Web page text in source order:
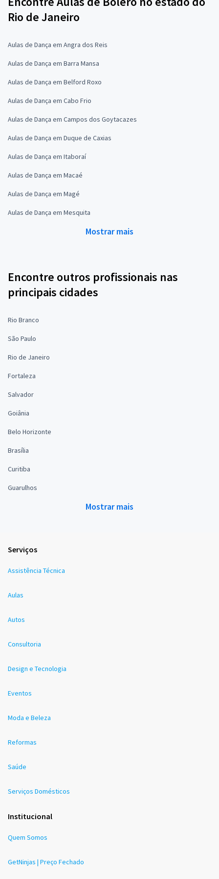
Rio de Janeiro
Aulas de Dança em Angra dos Reis
Aulas de Dança em Barra Mansa
Aulas de Dança em Belford Roxo
Aulas de Dança em Cabo Frio
Aulas de Dança em Campos dos Goytacazes
Aulas de Dança em Duque de Caxias
Aulas de Dança em Itaboraí
Aulas de Dança em Macaé
Aulas de Dança em Magé
Aulas de Dança em Mesquita
Mostrar mais
Encontre outros profissionais nas
principais cidades
Rio Branco
São Paulo
Rio de Janeiro
Fortaleza
Salvador
Goiânia
Belo Horizonte
Brasília
Curitiba
Guarulhos
Mostrar mais
Serviços
Assistência Técnica
Aulas
Autos
Consultoria
Design e Tecnologia
Eventos
Moda e Beleza
Reformas
Saúde
Serviços Domésticos
Institucional
Quem Somos
GetNinjas | Preço Fechado